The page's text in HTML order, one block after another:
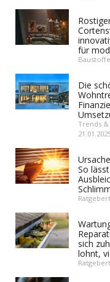
für
Die
Trends
So
sich
lohnt,